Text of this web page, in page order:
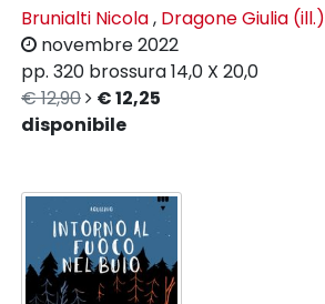
Brunialti Nicola, Dragone Giulia (ill.)
novembre 2022
pp. 320 brossura14,0 X 20,0
€ 12,90
€ 12,25
disponibile